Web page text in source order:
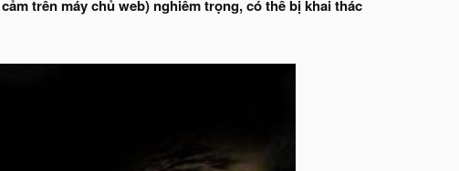
trên máy chủ web) nghiêm trọng, có thể bị khai thác